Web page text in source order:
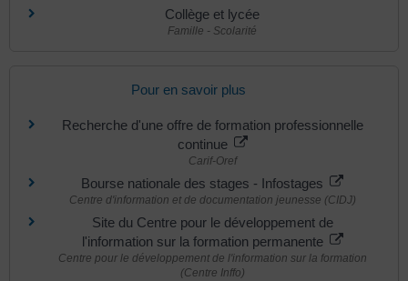
Collège et lycée
Famille - Scolarité
Pour en savoir plus
Recherche d'une offre de formation professionnelle
continue
Carif-Oref
Bourse nationale des stages - Infostages
Centre d'information et de documentation jeunesse (CIDJ)
Site du Centre pour le développement de
l'information sur la formation permanente
Centre pour le développement de l'information sur la formation
(Centre Inffo)